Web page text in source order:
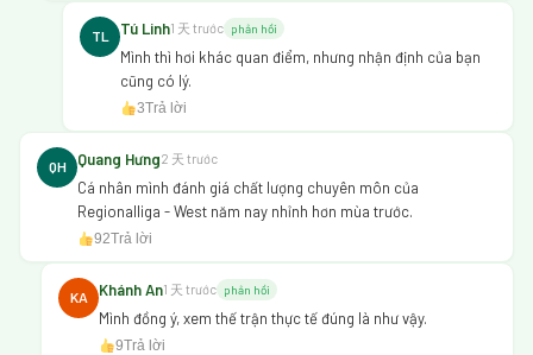
TL Tú Linh1 天 trước phản hồi
Mình thì hơi khác quan điểm, nhưng nhận định của bạn
cũng có lý.
3Trả lời
QH Quang Hưng2 天 trước
Cá nhân mình đánh giá chất lượng chuyên môn của
Regionalliga - West năm nay nhỉnh hơn mùa trước.
92Trả lời
KA Khánh An1 天 trước phản hồi
Mình đồng ý, xem thế trận thực tế đúng là như vậy.
9Trả lời